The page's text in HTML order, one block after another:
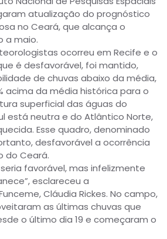
atualização do prognóstico
no Ceará, que alcança o
a maio.
ocorreu em Recife e o
é desfavorável, foi mantido,
de chuvas abaixo da média,
acima da média histórica para o
superficial das águas do
está neutra e do Atlântico Norte,
Esse quadro, denominado
desfavorável a ocorrência
do Ceará.
favorável, mas infelizmente
esclareceu a
Cláudia Rickes. No campo,
as últimas chuvas que
o último dia 19 e começaram o